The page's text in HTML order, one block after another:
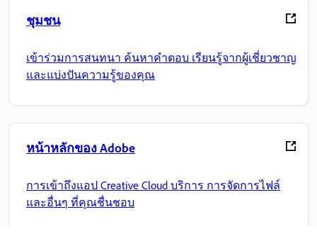
ชุมชน
เข้าร่วมการสนทนา ค้นหาคำตอบ เรียนรู้จากผู้เชี่ยวชาญ
และแบ่งปันความรู้ของคุณ
หน้าหลักของ Adobe
การเข้าถึงแอป Creative Cloud บริการ การจัดการไฟล์
และอื่นๆ ที่คุณชื่นชอบ